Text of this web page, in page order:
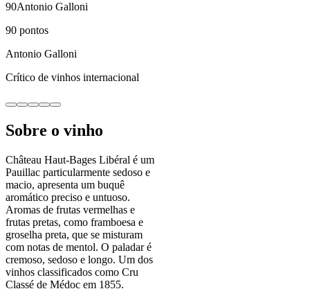
90Antonio Galloni
90 pontos
Antonio Galloni
Crítico de vinhos internacional
Sobre o vinho
Château Haut-Bages Libéral é um
Pauillac particularmente sedoso e
macio, apresenta um buquê
aromático preciso e untuoso.
Aromas de frutas vermelhas e
frutas pretas, como framboesa e
groselha preta, que se misturam
com notas de mentol. O paladar é
cremoso, sedoso e longo. Um dos
vinhos classificados como Cru
Classé de Médoc em 1855.